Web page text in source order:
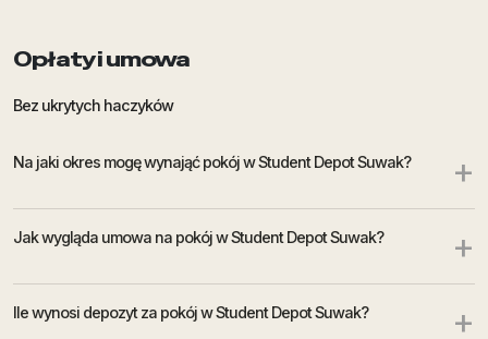
znajomą osobą?
Suwak?
+
Czy mogę wybrać termin przyjazdu i odbioru kluczy do Student
Depot Suwak?
+
Opłaty i umowa
Bez ukrytych haczyków
Na jaki okres mogę wynająć pokój w Student Depot Suwak? +
Jak wygląda umowa na pokój w Student Depot Suwak? +
Ile wynosi depozyt za pokój w Student Depot Suwak? +